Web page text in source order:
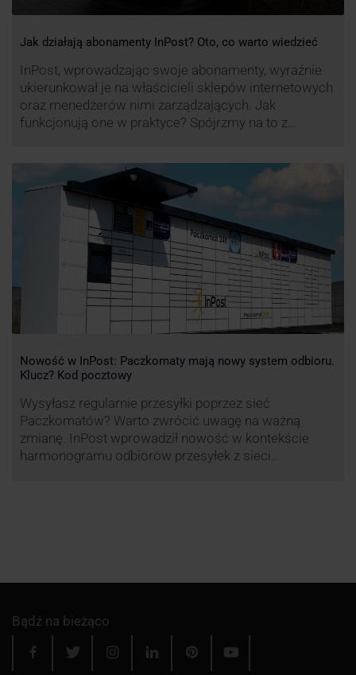
Jak działają abonamenty InPost? Oto, co warto wiedzieć
InPost, wprowadzając swoje abonamenty, wyraźnie
ukierunkował je na właścicieli sklepów internetowych
oraz menedżerów nimi zarządzających. Jak
funkcjonują one w praktyce? Spójrzmy na to z
Nowość w InPost: Paczkomaty mają nowy system odbioru.
Klucz? Kod pocztowy
Wysyłasz regularnie przesyłki poprzez sieć
Paczkomatów? Warto zwrócić uwagę na ważną
zmianę. InPost wprowadził nowość w kontekście
harmonogramu odbiorów przesyłek z sieci
Bądź na bieżąco